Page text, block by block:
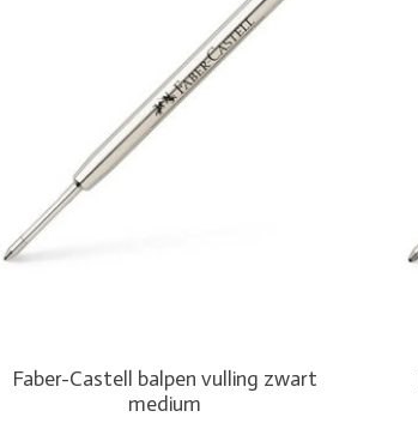
Faber-Castell balpen vulling zwart
medium